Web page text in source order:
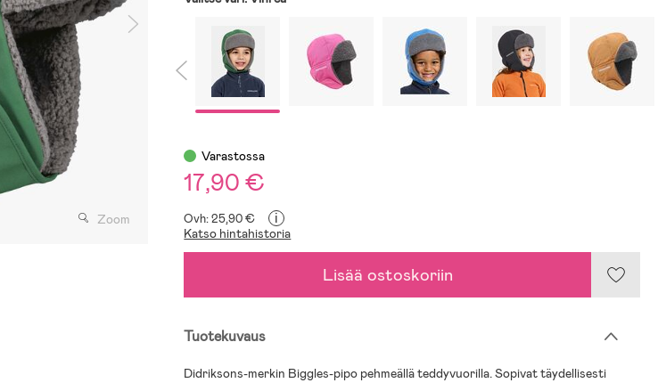
Zoom
Varastossa
17,90 €
Ovh: 25,90 € i
Katso hintahistoria
Lisää ostoskoriin
Tuotekuvaus
Didriksons-merkin Biggles-pipo pehmeällä teddyvuorilla. Sopivat täydellisesti